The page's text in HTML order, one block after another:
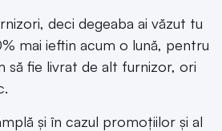
deci degeaba ai văzut tu
mai ieftin acum o lună, pentru
să fie livrat de alt furnizor, ori
și în cazul promoțiilor și al